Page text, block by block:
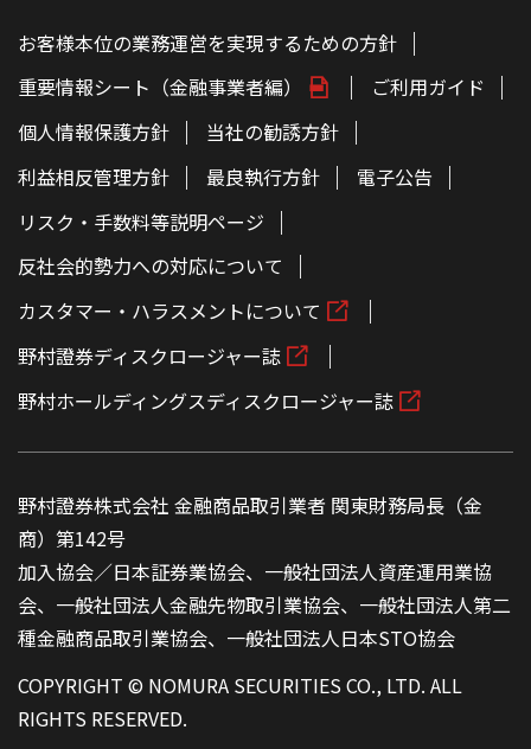
お客様本位の業務運営を実現するための方針
重要情報シート（金融事業者編）
ご利用ガイド
個人情報保護方針
当社の勧誘方針
利益相反管理方針
最良執行方針
電子公告
リスク・手数料等説明ページ
反社会的勢力への対応について
カスタマー・ハラスメントについて
野村證券ディスクロージャー誌
野村ホールディングスディスクロージャー誌
野村證券株式会社 金融商品取引業者 関東財務局長（金
商）第142号
加入協会／日本証券業協会、一般社団法人資産運用業協
会、一般社団法人金融先物取引業協会、一般社団法人第二
種金融商品取引業協会、一般社団法人日本STO協会
COPYRIGHT © NOMURA SECURITIES CO., LTD. ALL
RIGHTS RESERVED.